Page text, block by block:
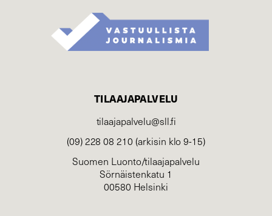
TILAAJAPALVELU
tilaajapalvelu@sll.fi
(09) 228 08 210 (arkisin klo 9-15)
Suomen Luonto/tilaajapalvelu
Sörnäistenkatu 1
00580 Helsinki